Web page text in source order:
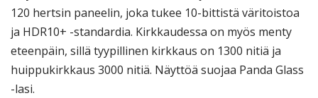
120 hertsin paneelin, joka tukee 10-bittistä väritoistoa
ja HDR10+ -standardia. Kirkkaudessa on myös menty
eteenpäin, sillä tyypillinen kirkkaus on 1300 nitiä ja
huippukirkkaus 3000 nitiä. Näyttöä suojaa Panda Glass
-lasi.